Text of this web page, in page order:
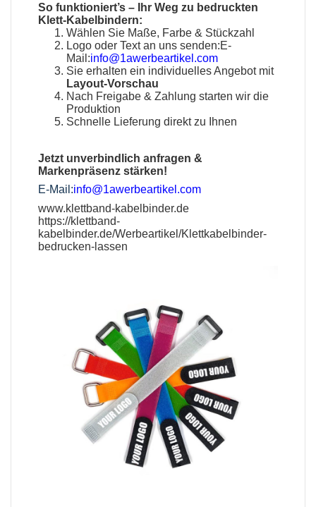
So funktioniert’s – Ihr Weg zu bedruckten
Klett-Kabelbindern:
Wählen Sie Maße, Farbe & Stückzahl
Logo oder Text an uns senden:E-
Mail:info@1awerbeartikel.com
Sie erhalten ein individuelles Angebot mit
Layout-Vorschau
Nach Freigabe & Zahlung starten wir die
Produktion
Schnelle Lieferung direkt zu Ihnen
Jetzt unverbindlich anfragen &
Markenpräsenz stärken!
E-Mail:info@1awerbeartikel.com
www.klettband-kabelbinder.de
https://klettband-
kabelbinder.de/Werbeartikel/Klettkabelbinder-
bedrucken-lassen